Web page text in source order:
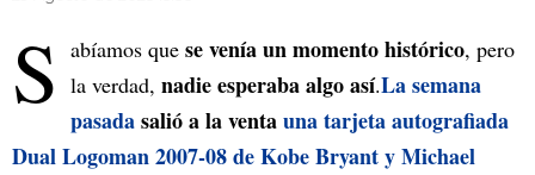
S abíamos que se venía un momento histórico, pero
la verdad, nadie esperaba algo así.La semana
pasadasalió a la ventauna tarjeta autografiada
Dual Logoman 2007-08 de Kobe Bryant y Michael